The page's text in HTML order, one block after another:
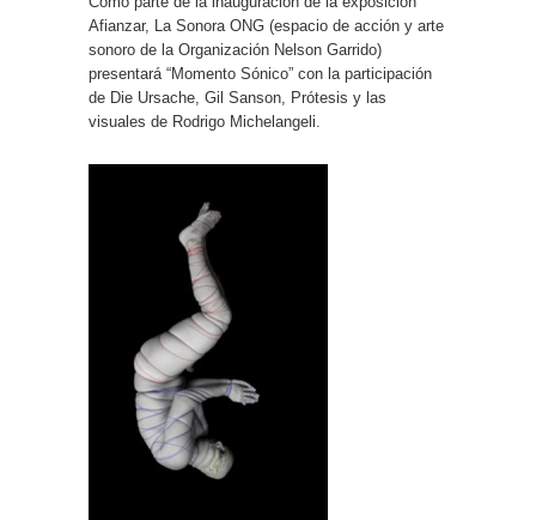
Afianzar, La Sonora ONG (espacio de acción y arte
sonoro de la Organización Nelson Garrido)
presentará “Momento Sónico” con la participación
de Die Ursache, Gil Sanson, Prótesis y las
visuales de Rodrigo Michelangeli.